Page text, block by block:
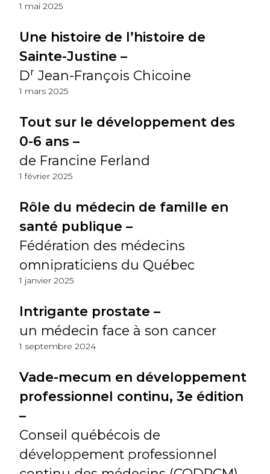
1 mai 2025
Une histoire de l’histoire de
Sainte-Justine –
Dr Jean-François Chicoine
1 mars 2025
Tout sur le développement des
0-6 ans –
de Francine Ferland
1 février 2025
Rôle du médecin de famille en
santé publique –
Fédération des médecins
omnipraticiens du Québec
1 janvier 2025
Intrigante prostate –
un médecin face à son cancer
1 septembre 2024
Vade-mecum en développement
professionnel continu, 3e édition
–
Conseil québécois de
développement professionnel